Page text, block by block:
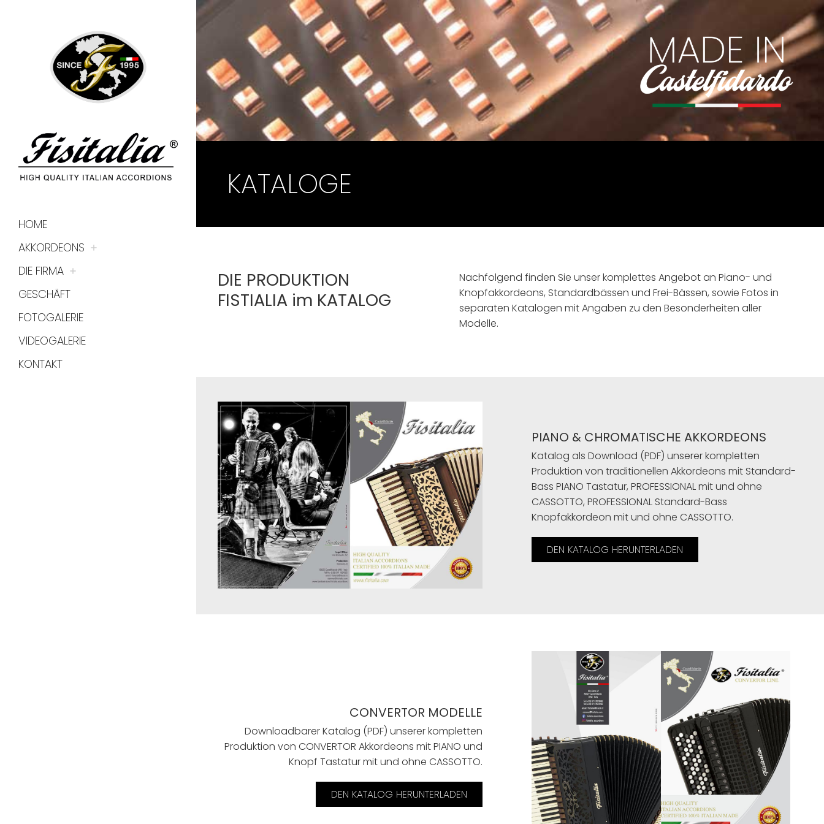
HOME
AKKORDEONS
DIE FIRMA
GESCHÄFT
FOTOGALERIE
VIDEOGALERIE
KONTAKT
KATALOGE
DIE PRODUKTION
FISTIALIA im KATALOG
Nachfolgend finden Sie unser komplettes Angebot an Piano- und
Knopfakkordeons, Standardbässen und Frei-Bässen, sowie Fotos in
separaten Katalogen mit Angaben zu den Besonderheiten aller
Modelle.
PIANO & CHROMATISCHE AKKORDEONS
Katalog als Download (PDF) unserer kompletten
Produktion von traditionellen Akkordeons mit Standard-
Bass PIANO Tastatur, PROFESSIONAL mit und ohne
CASSOTTO, PROFESSIONAL Standard-Bass
Knopfakkordeon mit und ohne CASSOTTO.
DEN KATALOG HERUNTERLADEN
CONVERTOR MODELLE
Downloadbarer Katalog (PDF) unserer kompletten
Produktion von CONVERTOR Akkordeons mit PIANO und
Knopf Tastatur mit und ohne CASSOTTO.
DEN KATALOG HERUNTERLADEN